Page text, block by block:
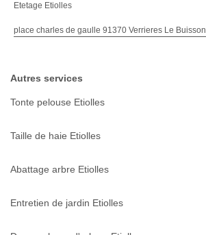
Etetage Etiolles
place charles de gaulle 91370 Verrieres Le Buisson
Autres services
Tonte pelouse Etiolles
Taille de haie Etiolles
Abattage arbre Etiolles
Entretien de jardin Etiolles